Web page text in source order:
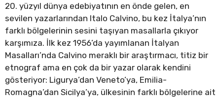
20. yüzyıl dünya edebiyatının en önde gelen, en
sevilen yazarlarından Italo Calvino, bu kez İtalya’nın
farklı bölgelerinin sesini taşıyan masallarla çıkıyor
karşımıza. İlk kez 1956’da yayımlanan İtalyan
Masalları’nda Calvino meraklı bir araştırmacı, titiz bir
etnograf ama en çok da bir yazar olarak kendini
gösteriyor: Ligurya’dan Veneto’ya, Emilia-
Romagna’dan Sicilya’ya, ülkesinin farklı bölgelerine ait